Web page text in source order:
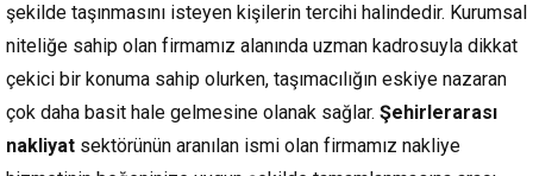
şekilde taşınmasını isteyen kişilerin tercihi halindedir. Kurumsal
niteliğe sahip olan firmamız alanında uzman kadrosuyla dikkat
çekici bir konuma sahip olurken, taşımacılığın eskiye nazaran
çok daha basit hale gelmesine olanak sağlar. Şehirlerarası
nakliyat sektörünün aranılan ismi olan firmamız nakliye